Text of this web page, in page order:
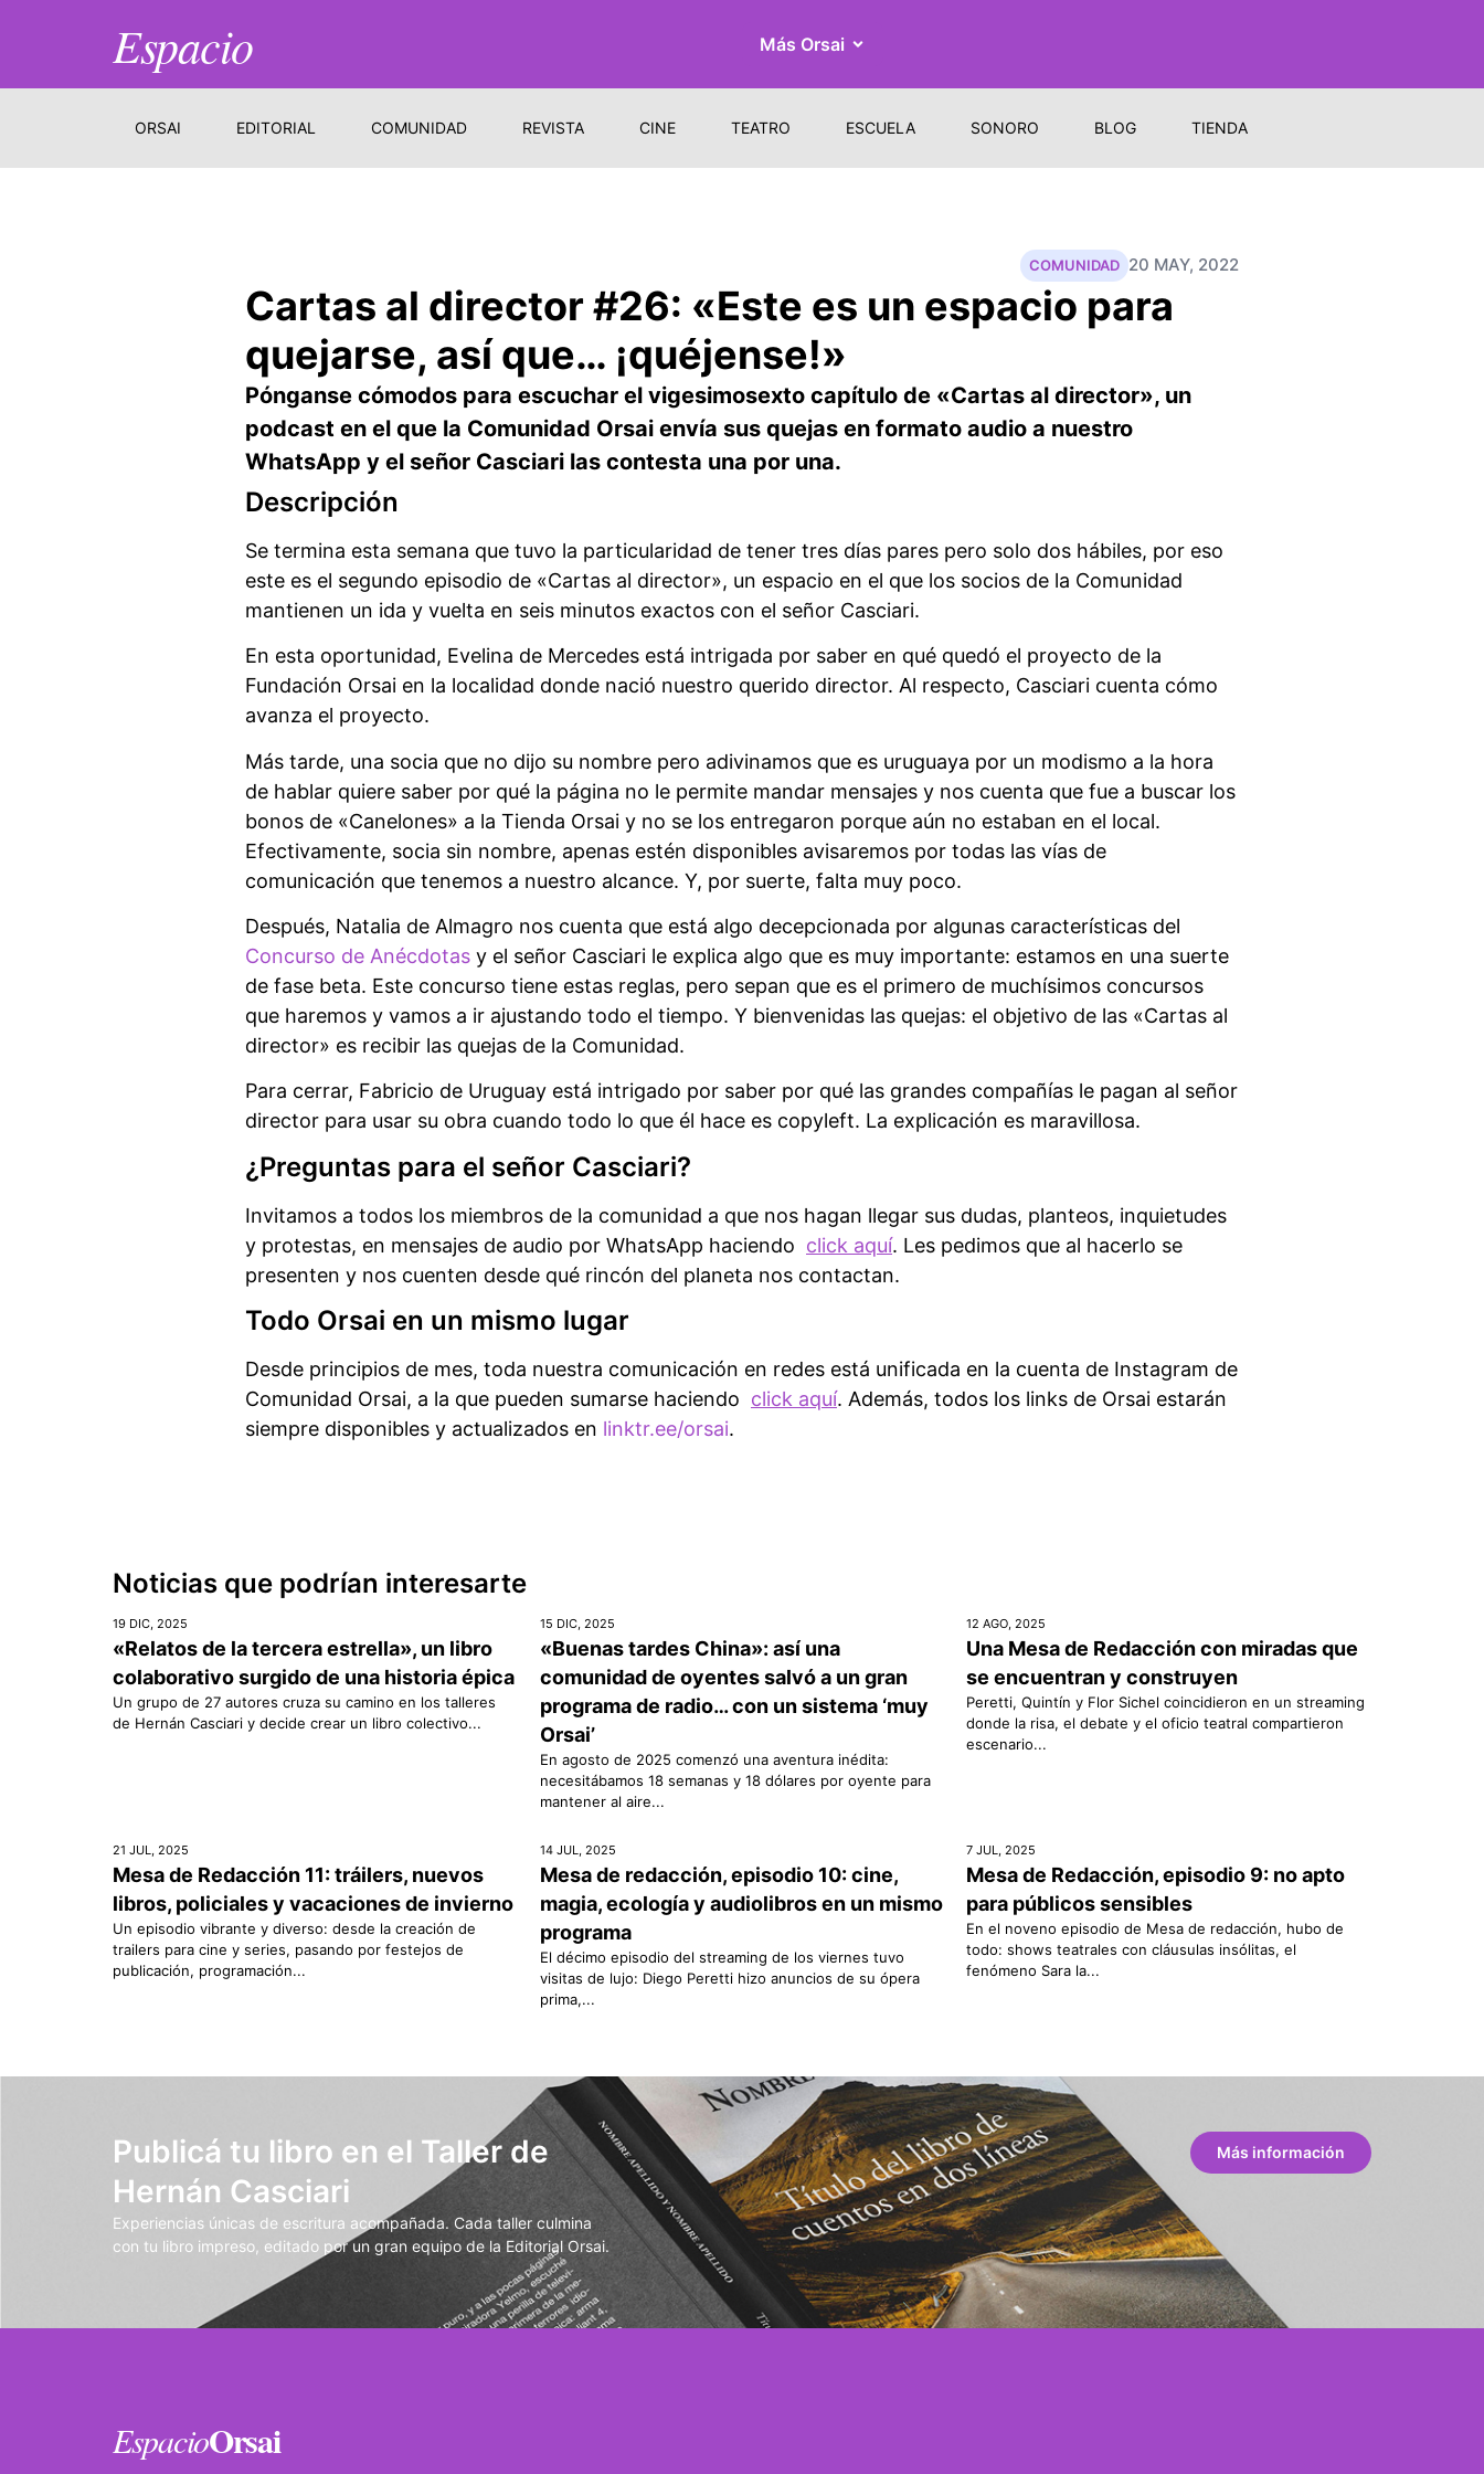
Espacio Más Orsai
ORSAI EDITORIAL COMUNIDAD REVISTA CINE TEATRO ESCUELA SONORO BLOG TIENDA
20 MAY, 2022
COMUNIDAD
Cartas al director #26: «Este es un espacio para
quejarse, así que… ¡quéjense!»
Pónganse cómodos para escuchar el vigesimosexto capítulo de «Cartas al director», un
podcast en el que la Comunidad Orsai envía sus quejas en formato audio a nuestro
WhatsApp y el señor Casciari las contesta una por una.
Descripción
Se termina esta semana que tuvo la particularidad de tener tres días pares pero solo dos hábiles, por eso
este es el segundo episodio de «Cartas al director», un espacio en el que los socios de la Comunidad
mantienen un ida y vuelta en seis minutos exactos con el señor Casciari.
En esta oportunidad, Evelina de Mercedes está intrigada por saber en qué quedó el proyecto de la
Fundación Orsai en la localidad donde nació nuestro querido director. Al respecto, Casciari cuenta cómo
avanza el proyecto.
Más tarde, una socia que no dijo su nombre pero adivinamos que es uruguaya por un modismo a la hora
de hablar quiere saber por qué la página no le permite mandar mensajes y nos cuenta que fue a buscar los
bonos de «Canelones» a la Tienda Orsai y no se los entregaron porque aún no estaban en el local.
Efectivamente, socia sin nombre, apenas estén disponibles avisaremos por todas las vías de
comunicación que tenemos a nuestro alcance. Y, por suerte, falta muy poco.
Después, Natalia de Almagro nos cuenta que está algo decepcionada por algunas características del
Concurso de Anécdotas y el señor Casciari le explica algo que es muy importante: estamos en una suerte
de fase beta. Este concurso tiene estas reglas, pero sepan que es el primero de muchísimos concursos
que haremos y vamos a ir ajustando todo el tiempo. Y bienvenidas las quejas: el objetivo de las «Cartas al
director» es recibir las quejas de la Comunidad.
Para cerrar, Fabricio de Uruguay está intrigado por saber por qué las grandes compañías le pagan al señor
director para usar su obra cuando todo lo que él hace es copyleft. La explicación es maravillosa.
¿Preguntas para el señor Casciari?
Invitamos a todos los miembros de la comunidad a que nos hagan llegar sus dudas, planteos, inquietudes
y protestas, en mensajes de audio por WhatsApp haciendo click aquí. Les pedimos que al hacerlo se
presenten y nos cuenten desde qué rincón del planeta nos contactan.
Todo Orsai en un mismo lugar
Desde principios de mes, toda nuestra comunicación en redes está unificada en la cuenta de Instagram de
Comunidad Orsai, a la que pueden sumarse haciendo click aquí. Además, todos los links de Orsai estarán
siempre disponibles y actualizados en linktr.ee/orsai.
Noticias que podrían interesarte
19 DIC, 2025
«Relatos de la tercera estrella», un libro
colaborativo surgido de una historia épica
Un grupo de 27 autores cruza su camino en los talleres
de Hernán Casciari y decide crear un libro colectivo...
15 DIC, 2025
«Buenas tardes China»: así una
comunidad de oyentes salvó a un gran
programa de radio… con un sistema ‘muy
Orsai’
En agosto de 2025 comenzó una aventura inédita:
necesitábamos 18 semanas y 18 dólares por oyente para
mantener al aire...
12 AGO, 2025
Una Mesa de Redacción con miradas que
se encuentran y construyen
Peretti, Quintín y Flor Sichel coincidieron en un streaming
donde la risa, el debate y el oficio teatral compartieron
escenario...
21 JUL, 2025
Mesa de Redacción 11: tráilers, nuevos
libros, policiales y vacaciones de invierno
Un episodio vibrante y diverso: desde la creación de
trailers para cine y series, pasando por festejos de
publicación, programación...
14 JUL, 2025
Mesa de redacción, episodio 10: cine,
magia, ecología y audiolibros en un mismo
programa
El décimo episodio del streaming de los viernes tuvo
visitas de lujo: Diego Peretti hizo anuncios de su ópera
prima,...
7 JUL, 2025
Mesa de Redacción, episodio 9: no apto
para públicos sensibles
En el noveno episodio de Mesa de redacción, hubo de
todo: shows teatrales con cláusulas insólitas, el
fenómeno Sara la...
Publicá tu libro en el Taller de
Hernán Casciari
Experiencias únicas de escritura acompañada. Cada taller culmina
con tu libro impreso, editado por un gran equipo de la Editorial Orsai.
Más información
EspacioOrsai